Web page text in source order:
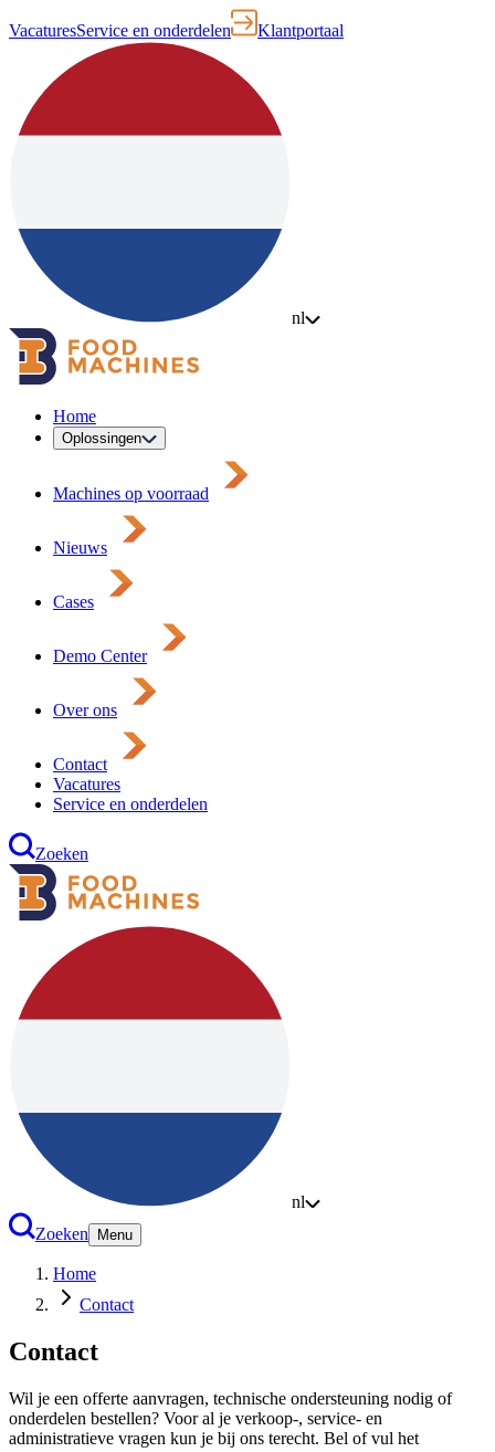
VacaturesService en onderdelen Klantportaal
nl
Home
Oplossingen
Machines op voorraad
Nieuws
Cases
Demo Center
Over ons
Contact
Vacatures
Service en onderdelen
Zoeken
nl
Zoeken
Menu
Home
Contact
Contact
Wil je een offerte aanvragen, technische ondersteuning nodig of
onderdelen bestellen? Voor al je verkoop-, service- en
administratieve vragen kun je bij ons terecht. Bel of vul het